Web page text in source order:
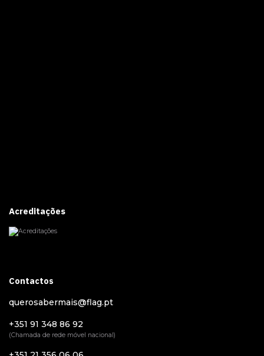
Acreditações
Contactos
querosabermais@flag.pt
+351 91 348 86 92
(Chamada de rede móvel nacional)